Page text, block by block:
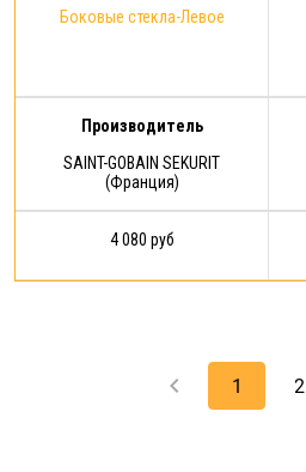
Боковые стекла-Левое
Производитель
SAINT-GOBAIN SEKURIT
(Франция)
4 080 руб
keyboard_arrow_left 1 2